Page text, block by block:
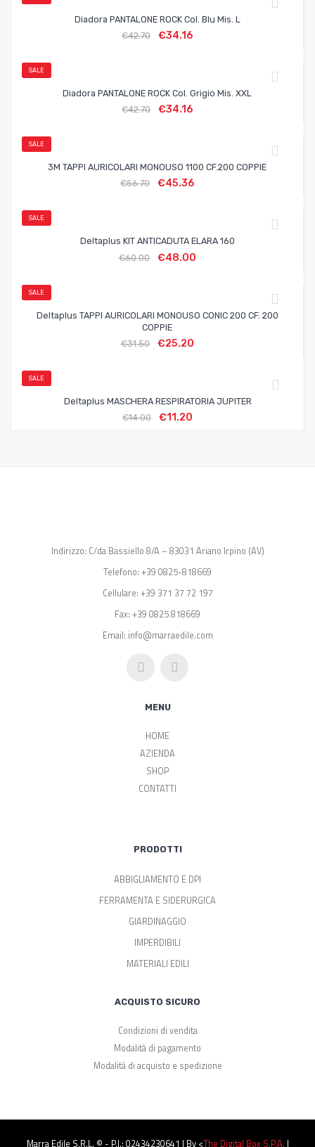
Diadora PANTALONE ROCK Col. Blu Mis. L
€42.70 €34.16
SALE
Diadora PANTALONE ROCK Col. Grigio Mis. XXL
€42.70 €34.16
SALE
3M TAPPI AURICOLARI MONOUSO 1100 CF.200 COPPIE
€56.70 €45.36
SALE
Deltaplus KIT ANTICADUTA ELARA 160
€60.00 €48.00
SALE
Deltaplus TAPPI AURICOLARI MONOUSO CONIC 200 CF. 200
COPPIE
€31.50 €25.20
SALE
Deltaplus MASCHERA RESPIRATORIA JUPITER
€14.00 €11.20
Indirizzo: C/da Bassiello 8/A – 83031 Ariano Irpino (AV)
Telefono: +39 0825-818669
Cellulare: +39 371 37 72 197
Fax: +39 0825 818669
Email: info@marraedile.com
MENU
HOME
AZIENDA
SHOP
CONTATTI
PRODOTTI
ABBIGLIAMENTO E DPI
FERRAMENTA E SIDERURGICA
GIARDINAGGIO
IMPERDIBILI
MATERIALI EDILI
ACQUISTO SICURO
Condizioni di vendita
Modalità di pagamento
Modalità di acquisto e spedizione
Marra Edile S.r.l. © - P.I.: 02434230641 | By <The Digital Box S.p.a. |